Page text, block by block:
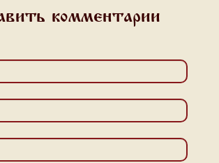
комментарии